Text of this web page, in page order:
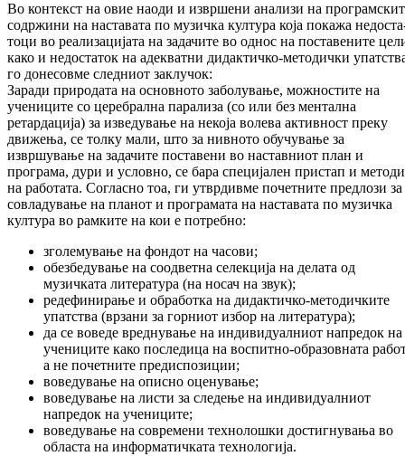
Во контекст на овие наоди и извршени ана­ли­зи на
содржини на нас­та­ва­та по музичка култура која покажа
то­ци во реализацијата на задачите во однос на поставените
како и недостаток на адек­ватни дидактичко-методички
го донесовме следниот заклучок:
За­ради природата на основното заболување, мож­ностите на
учениците со церебрална па­ра­лиза (со или без ментална
ретардација) за из­ведување на некоја волева активност пре­ку
движења, се толку мали, што за нивното обу­­­чување за
извршување на задачите пост­а­ве­ни во наставниот план и
програма, дури и условно, се бара специјален пристап и
на работата. Согласно тоа, ги утвр­див­ме почетните предлози за
совладување на пла­нот и програмата на наставата по му­зич­ка
култура во рамките на кои е потребно:
зголемување на фондот на часови;
обезбедување на соодветна селекција на делата од
музичката литература (на носач на звук);
редефинирање и обработка на ди­дак­тич­ко-методичките
упатства (врзани за горниот избор на литература);
да се воведе вреднување на инди­ви­дуал­ниот напредок на
учениците како последица на воспитно-образовната
а не по­чет­ните предиспозиции;
воведување на описно оценување;
воведување на листи за следење на инди­видуалниот
напредок на учениците;
воведување на современи технолошки дос­тигнувања во
областа на информатичката тех­нологија.